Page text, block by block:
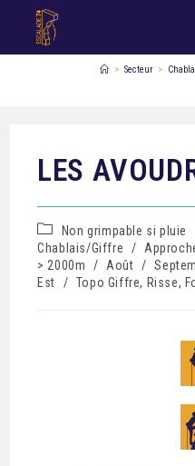
> Secteur >
LES
Non grimpable si pluie
Chablais/Giffre
/
> 2000m
/ Août /
Est
/ Topo Giffre, Risse,